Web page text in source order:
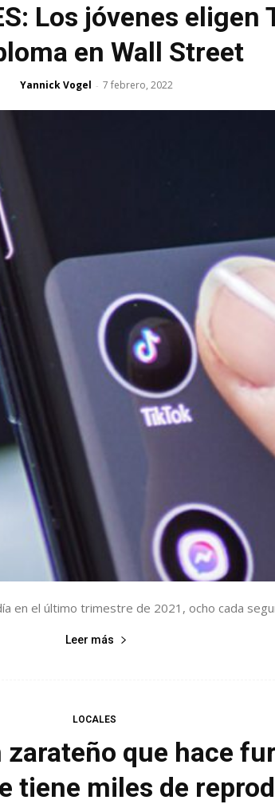
Los jóvenes
en Wall Street
Yannick Vogel - 7 febrero, 2022
en el último trimestre de 2021, ocho cada
Leer más
LOCALES
zarateño que hace
tiene miles de